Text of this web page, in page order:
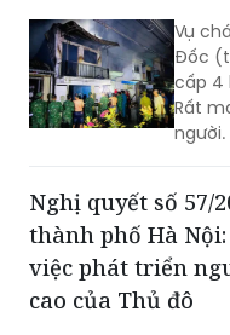
Vụ
Đốc
cấp 4
Rất
người.
Nghị quyết số 57/
thành phố Hà
việc phát triển
cao của Thủ đô